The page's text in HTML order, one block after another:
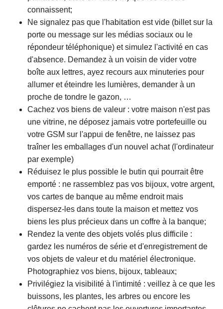
connaissent;
Ne signalez pas que l'habitation est vide (billet sur la
porte ou message sur les médias sociaux ou le
répondeur téléphonique) et simulez l'activité en cas
d'absence. Demandez à un voisin de vider votre
boîte aux lettres, ayez recours aux minuteries pour
allumer et éteindre les lumières, demander à un
proche de tondre le gazon, …
Cachez vos biens de valeur : votre maison n'est pas
une vitrine, ne déposez jamais votre portefeuille ou
votre GSM sur l'appui de fenêtre, ne laissez pas
traîner les emballages d'un nouvel achat (l'ordinateur
par exemple)
Réduisez le plus possible le butin qui pourrait être
emporté : ne rassemblez pas vos bijoux, votre argent,
vos cartes de banque au même endroit mais
dispersez-les dans toute la maison et mettez vos
biens les plus précieux dans un coffre à la banque;
Rendez la vente des objets volés plus difficile :
gardez les numéros de série et d'enregistrement de
vos objets de valeur et du matériel électronique.
Photographiez vos biens, bijoux, tableaux;
Privilégiez la visibilité à l'intimité : veillez à ce que les
buissons, les plantes, les arbres ou encore les